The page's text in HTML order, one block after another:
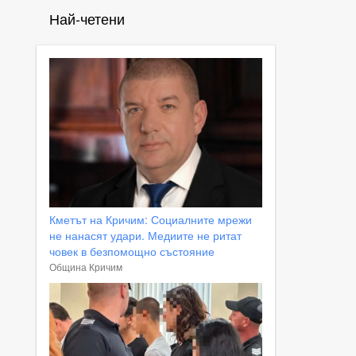
Най-четени
Кметът на Кричим: Социалните мрежи
не нанасят удари. Медиите не ритат
човек в безпомощно състояние
Община Кричим